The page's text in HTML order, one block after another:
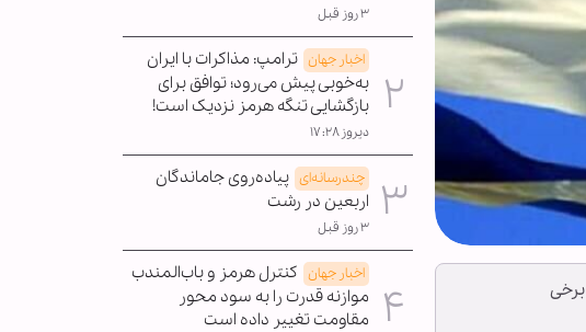
۳ روز قبل
اخبار جهان ترامپ: مذاکرات با ایران
به‌خوبی پیش می‌رود؛ توافق برای
بازگشایی تنگه هرمز نزدیک است!
دیروز ۱۷:۲۸
چندرسانه‌ای پیاده‌روی جاماندگان
اربعین در رشت
۳ روز قبل
اخبار جهان کنترل هرمز و باب‌المندب
موازنه قدرت را به سود محور
مقاومت تغییر داده است